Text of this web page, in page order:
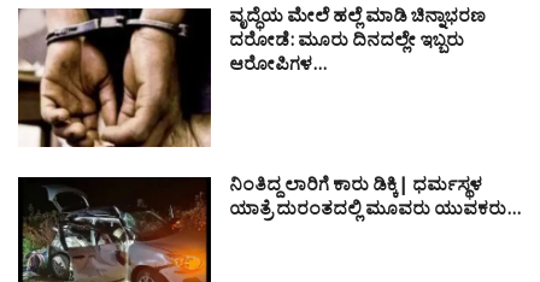
ವೃದ್ಧೆಯ ಮೇಲೆ ಹಲ್ಲೆ ಮಾಡಿ ಚಿನ್ನಾಭರಣ
ದರೋಡೆ: ಮೂರು ದಿನದಲ್ಲೇ ಇಬ್ಬರು
ಆರೋಪಿಗಳ…
ನಿಂತಿದ್ದ ಲಾರಿಗೆ ಕಾರು ಡಿಕ್ಕಿ| ಧರ್ಮಸ್ಥಳ
ಯಾತ್ರೆ ದುರಂತದಲ್ಲಿ ಮೂವರು ಯುವಕರು…